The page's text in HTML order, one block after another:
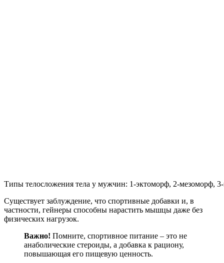
Типы телосложения тела у мужчин: 1-эктоморф, 2-мезоморф,
Существует заблуждение, что спортивные добавки и, в
частности, гейнеры способны нарастить мышцы даже без
физических нагрузок.
Важно! Помните, спортивное питание – это не
анаболические стероиды, а добавка к рациону,
повышающая его пищевую ценность.